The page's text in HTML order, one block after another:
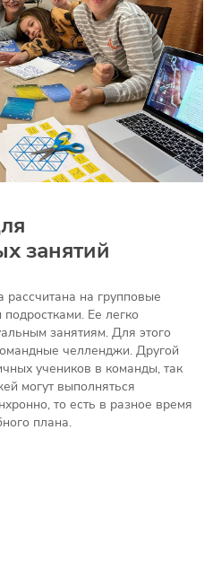
занятий
рассчитана на групповые
Ее легко
занятиям. Для этого
челленджи. Другой
учеников в команды, так
могут выполняться
то есть в разное время
плана.